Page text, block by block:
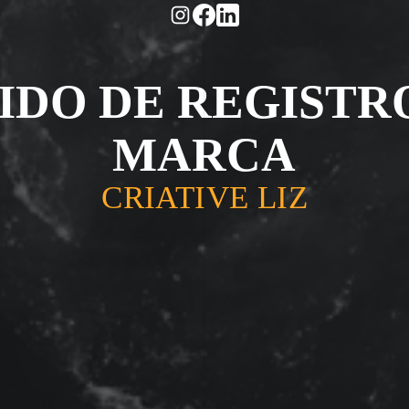
DE
MARCA
CRIATIVE LIZ